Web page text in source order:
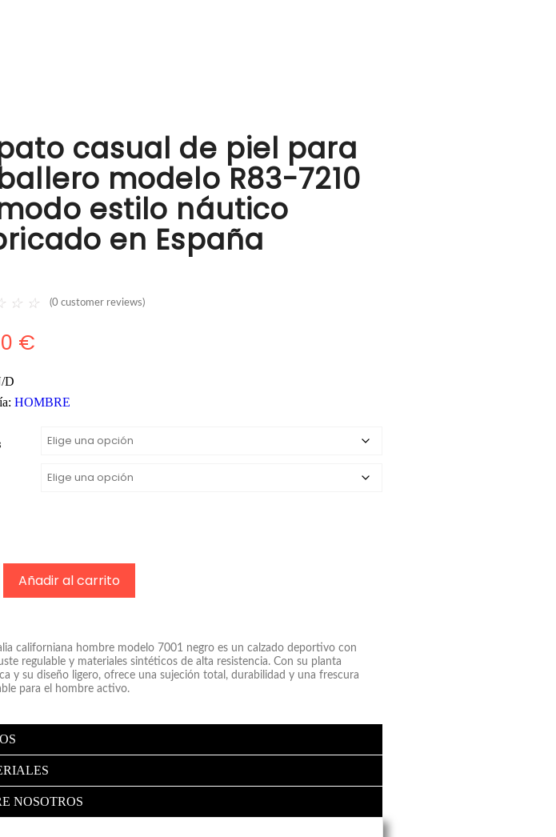
casual de piel para
modelo R83-7210
estilo náutico
en España
☆ ☆ (0 customer reviews)
€
D
HOMBRE
Añadir al carrito
californiana hombre modelo 7001 negro es un calzado deportivo con
regulable y materiales sintéticos de alta resistencia. Con su planta
y su diseño ligero, ofrece una sujeción total, durabilidad y una frescura
para el hombre activo.
NOSOTROS